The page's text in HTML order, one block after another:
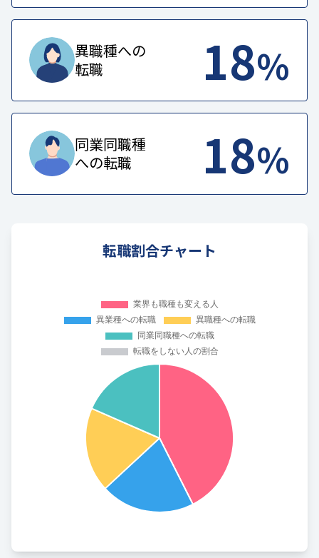
異職種への
転職
18%
同業同職種
への転職
18%
転職割合チャート